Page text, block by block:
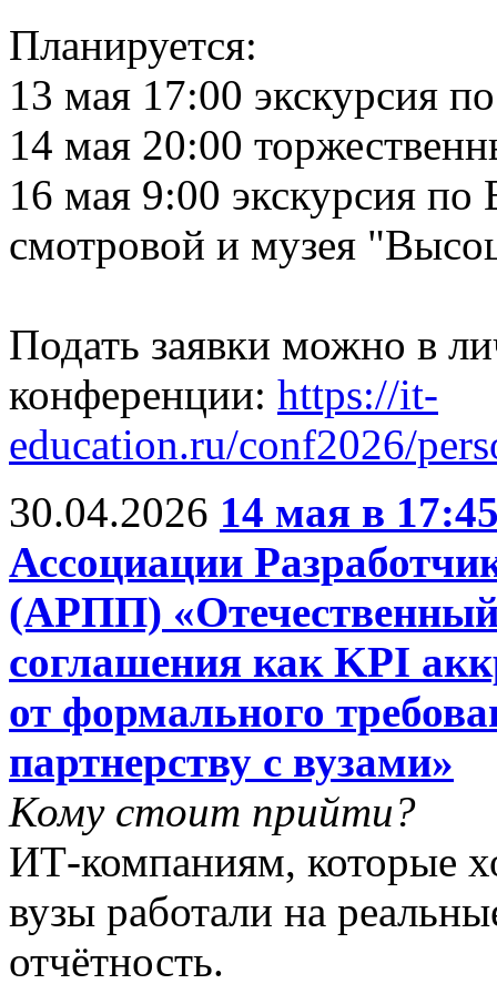
Планируется:
13 мая 17:00 экскурсия
14 мая 20:00
16 мая 9:00 экскурсия
смотровой и музея
Подать заявки можно в
конференции: https://it-
education.ru/conf2026/
30.04.2026 14 мая в
Ассоциации
(АРПП)
соглашения как KPI
от формального
партнерству с вузами»
Кому стоит прийти?
ИТ-компаниям, которые
вузы работали на
отчётность.